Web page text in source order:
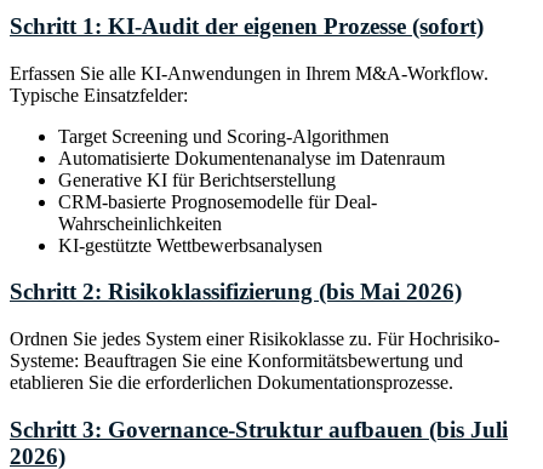
Schritt 1: KI-Audit der eigenen Prozesse (sofort)
Erfassen Sie alle KI-Anwendungen in Ihrem M&A-Workflow.
Typische Einsatzfelder:
Target Screening und Scoring-Algorithmen
Automatisierte Dokumentenanalyse im Datenraum
Generative KI für Berichtserstellung
CRM-basierte Prognosemodelle für Deal-
Wahrscheinlichkeiten
KI-gestützte Wettbewerbsanalysen
Schritt 2: Risikoklassifizierung (bis Mai 2026)
Ordnen Sie jedes System einer Risikoklasse zu. Für Hochrisiko-
Systeme: Beauftragen Sie eine Konformitätsbewertung und
etablieren Sie die erforderlichen Dokumentationsprozesse.
Schritt 3: Governance-Struktur aufbauen (bis Juli
2026)